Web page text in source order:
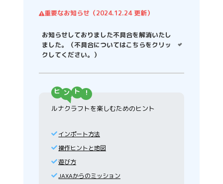
重要なお知らせ（2024.12.24 更新）
お知らせしておりました不具合を解消いたし
ました。（不具合についてはこちらをクリッ
クしてください。）
ヒ
ト
ルナクラフトを楽しむためのヒント
インポート方法
操作ヒントと地図
遊び方
JAXAからのミッション